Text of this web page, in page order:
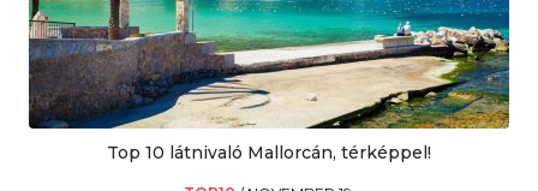
Top 10 látnivaló Mallorcán, térképpel!